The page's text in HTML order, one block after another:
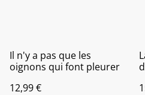
Il n'y a pas que les
oignons qui font pleurer
12,99 €